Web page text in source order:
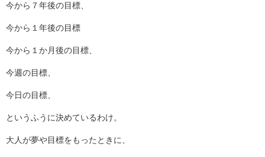
今から７年後の目標、
今から１年後の目標
今から１か月後の目標、
今週の目標、
今日の目標、
というふうに決めているわけ。
大人が夢や目標をもったときに、